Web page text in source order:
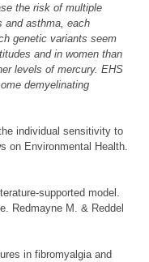
the risk of multiple
and asthma, each
genetic variants seem
and in women than
levels of mercury. EHS
demyelinating
individual sensitivity to
on Environmental Health.
supported model.
Redmayne M. & Reddel
in fibromyalgia and